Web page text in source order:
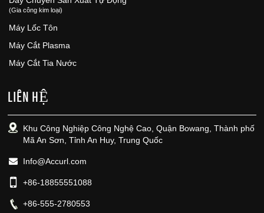
(Gia công kim loại)
Máy Lốc Tôn
Máy Cắt Plasma
Máy Cắt Tia Nước
LIÊN HỆ
Khu Công Nghiệp Công Nghệ Cao, Quận Bowang, Thành phố
Mã An Sơn, Tỉnh An Huy, Trung Quốc
Info@Accurl.com
+86-18855551088
+86-555-2780553